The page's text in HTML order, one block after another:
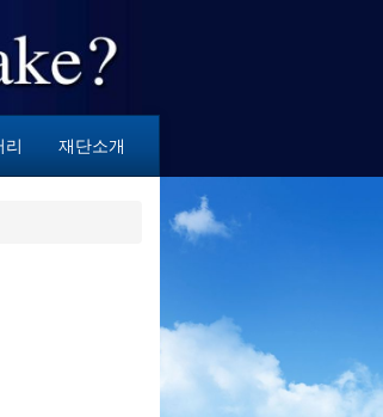
리 재단소개